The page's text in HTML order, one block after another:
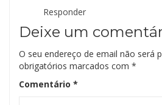
Responder
Deixe um
O seu endereço de email não será
obrigatórios marcados com *
Comentário *